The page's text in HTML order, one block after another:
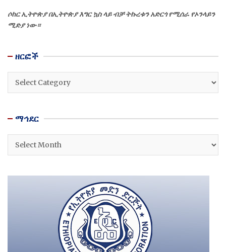
ሶከር ኢትዮጵያ በኢትዮጵያ እግር ኳስ ላይ ብቻ ትኩረቱን አድርጎ የሚሰራ የኦንላይን
ሚድያ ነው።
ዘርፎች
ዘርፎች
ማኅደር
ማኅደር